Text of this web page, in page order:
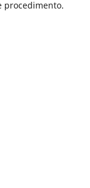
procedimento.